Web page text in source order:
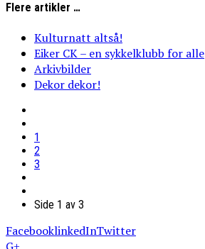
Flere artikler …
Kulturnatt altså!
Eiker CK – en sykkelklubb for alle
Arkivbilder
Dekor dekor!
1
2
3
Side 1 av 3
FacebooklinkedInTwitter